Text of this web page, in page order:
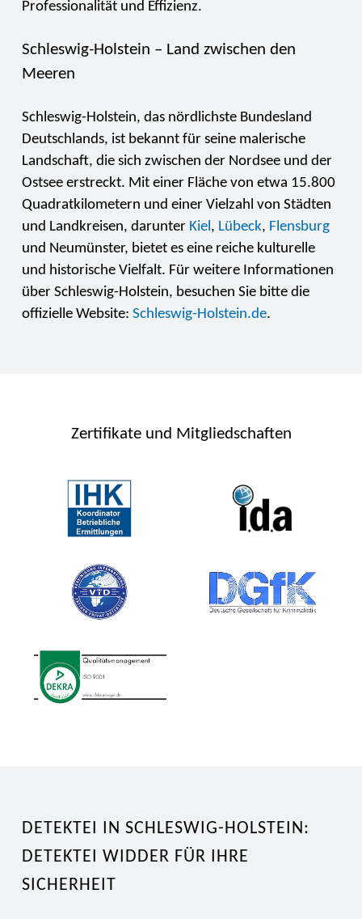
Professionalität und Effizienz.
Schleswig-Holstein – Land zwischen den
Meeren
Schleswig-Holstein, das nördlichste Bundesland
Deutschlands, ist bekannt für seine malerische
Landschaft, die sich zwischen der Nordsee und der
Ostsee erstreckt. Mit einer Fläche von etwa 15.800
Quadratkilometern und einer Vielzahl von Städten
und Landkreisen, darunter Kiel , Lübeck, Flensburg
und Neumünster, bietet es eine reiche kulturelle
und historische Vielfalt. Für weitere Informationen
über Schleswig-Holstein, besuchen Sie bitte die
offizielle Website: Schleswig-Holstein.de.
Zertifikate und Mitgliedschaften
DETEKTEI IN SCHLESWIG-HOLSTEIN:
DETEKTEI WIDDER FÜR IHRE
SICHERHEIT